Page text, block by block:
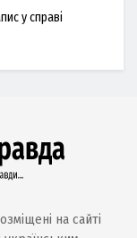
у справі
на сайті